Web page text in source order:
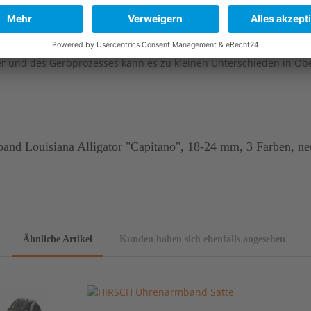
des Gerbprozesses kann es zu kleinen Unterschieden in
Louisiana Alligator "Capitano", 18-24 mm, 3 Farben,
Ähnliche Artikel Kunden haben sich ebenfalls angesehen